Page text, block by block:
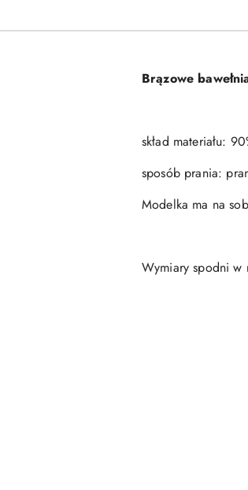
Brązowe
skład materiału:
sposób prania:
Modelka ma na
Wymiary spodni w